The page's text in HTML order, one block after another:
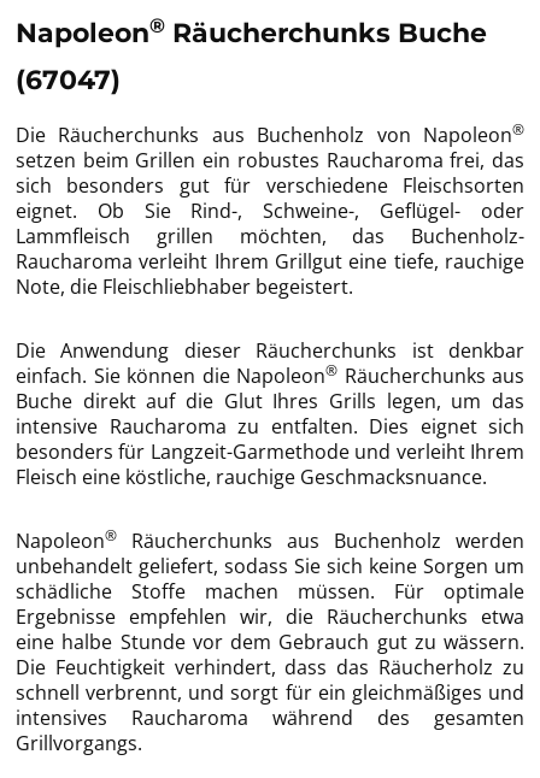
Napoleon® Räucherchunks Buche
(67047)
Die Räucherchunks aus Buchenholz von Napoleon®
setzen beim Grillen ein robustes Raucharoma frei, das
sich besonders gut für verschiedene Fleischsorten
eignet. Ob Sie Rind-, Schweine-, Geflügel- oder
Lammfleisch grillen möchten, das Buchenholz-
Raucharoma verleiht Ihrem Grillgut eine tiefe, rauchige
Note, die Fleischliebhaber begeistert.
Die Anwendung dieser Räucherchunks ist denkbar
einfach. Sie können die Napoleon® Räucherchunks aus
Buche direkt auf die Glut Ihres Grills legen, um das
intensive Raucharoma zu entfalten. Dies eignet sich
besonders für Langzeit-Garmethode und verleiht Ihrem
Fleisch eine köstliche, rauchige Geschmacksnuance.
Napoleon®
Räucherchunks aus Buchenholz werden
unbehandelt geliefert, sodass Sie sich keine Sorgen um
schädliche Stoffe machen müssen. Für optimale
Ergebnisse empfehlen wir, die Räucherchunks etwa
eine halbe Stunde vor dem Gebrauch gut zu wässern.
Die Feuchtigkeit verhindert, dass das Räucherholz zu
schnell verbrennt, und sorgt für ein gleichmäßiges und
intensives Raucharoma während des gesamten
Grillvorgangs.